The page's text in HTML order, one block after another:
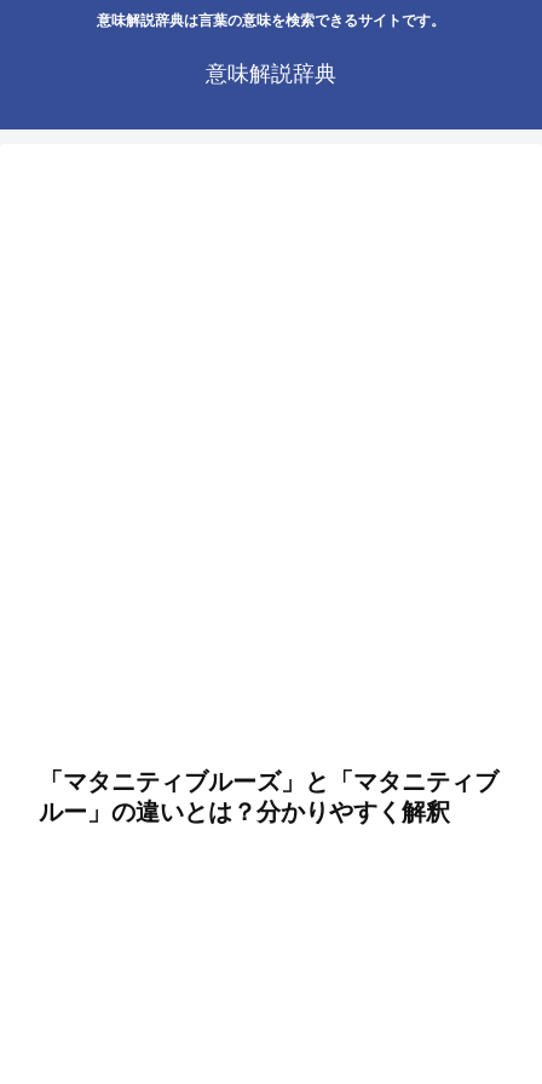
意味解説辞典は言葉の意味を検索できるサイトです。
意味解説辞典
「マタニティブルーズ」と「マタニティブ
ルー」の違いとは？分かりやすく解釈